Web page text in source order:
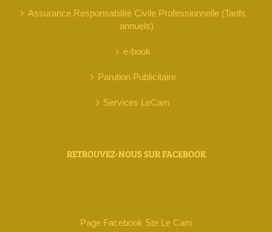
Assurance Responsabilité Civile Professionnelle (Tarifs
annuels)
e-book
Parution Publicitaire
Services LeCam
RETROUVEZ-NOUS SUR FACEBOOK
Page Facebook Ste Le Cam